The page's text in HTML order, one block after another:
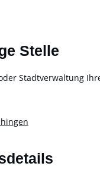
Stelle
Stadtverwaltung